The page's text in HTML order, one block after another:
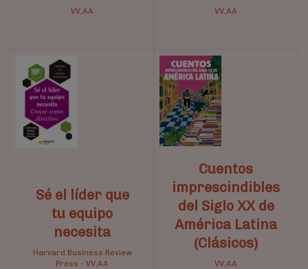
VV,AA VV,AA
Sé el líder que
tu equipo
necesita
Harvard Business Review
Press - VV,AA
Cuentos
imprescindibles
del Siglo XX de
América Latina
(Clásicos)
VV,AA